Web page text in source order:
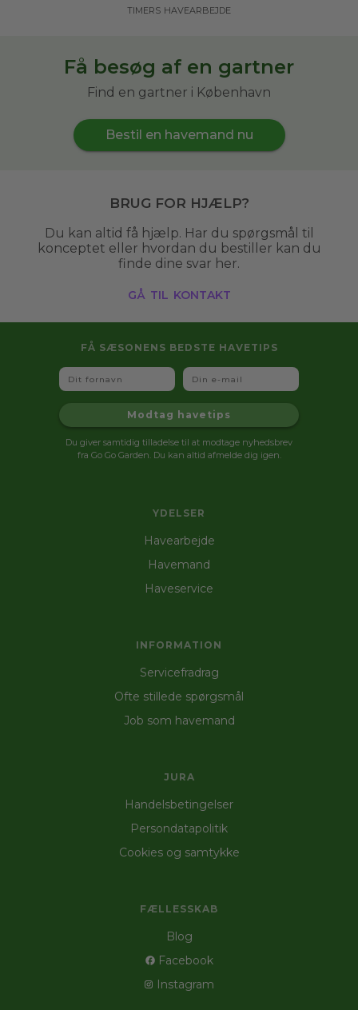
timers havearbejde
Få besøg af en gartner
Find en gartner i København
Bestil en havemand nu
Brug for hjælp?
Du kan altid få hjælp. Har du spørgsmål til
konceptet eller hvordan du bestiller kan du
finde dine svar her.
gå til kontakt
YDELSER
Havearbejde
Havemand
Haveservice
INFORMATION
Servicefradrag
Ofte stillede spørgsmål
Job som havemand
JURA
Handelsbetingelser
Persondatapolitik
Cookies og samtykke
FÆLLESSKAB
Blog
Facebook
Instagram
FÅ SÆSONENS BEDSTE HAVETIPS
Fornavn Email
Modtag havetips
Du giver samtidig tilladelse til at modtage nyhedsbrev
fra Go Go Garden. Du kan altid afmelde dig igen.